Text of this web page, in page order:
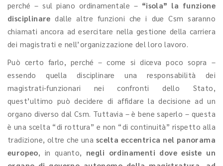
perché – sul piano ordinamentale – “isola” la funzione
disciplinare dalle altre funzioni che i due Csm saranno
chiamati ancora ad esercitare nella gestione della carriera
dei magistrati e nell’organizzazione del loro lavoro.
Può certo farlo, perché – come si diceva poco sopra –
essendo quella disciplinare una responsabilità dei
magistrati-funzionari nei confronti dello Stato,
quest’ultimo può decidere di affidare la decisione ad un
organo diverso dal Csm. Tuttavia – è bene saperlo – questa
è una scelta “di rottura” e non “di continuità” rispetto alla
tradizione, oltre che una scelta eccentrica nel panorama
europeo, in quanto, negli ordinamenti dove esiste un